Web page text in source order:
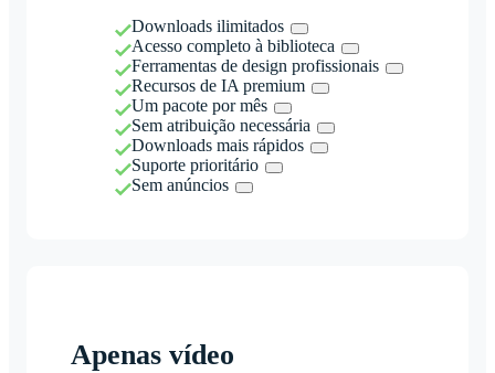
Downloads ilimitados
Acesso completo à biblioteca
Ferramentas de design profissionais
Recursos de IA premium
Um pacote por mês
Sem atribuição necessária
Downloads mais rápidos
Suporte prioritário
Sem anúncios
Apenas vídeo